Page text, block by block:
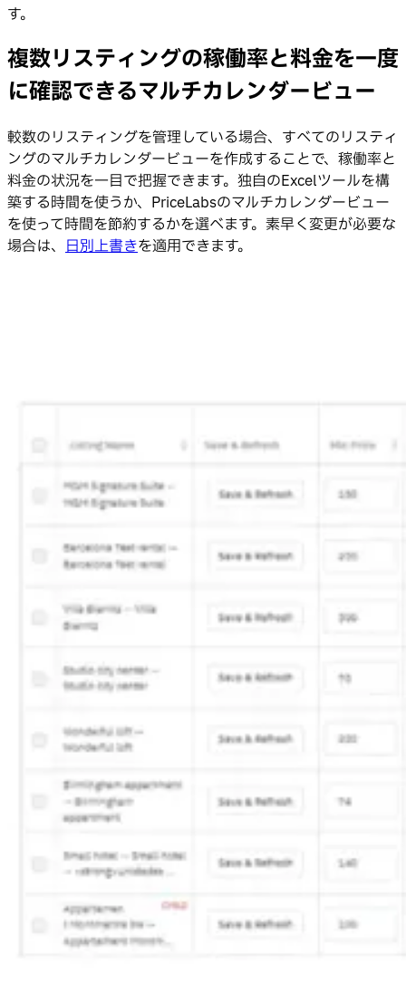
す。
複数リスティングの稼働率と料金を一度
に確認できるマルチカレンダービュー
較数のリスティングを管理している場合、すべてのリスティ
ングのマルチカレンダービューを作成することで、稼働率と
料金の状況を一目で把握できます。独自のExcelツールを構
築する時間を使うか、PriceLabsのマルチカレンダービュー
を使って時間を節約するかを選べます。素早く変更が必要な
場合は、 日別上書きを適用できます。